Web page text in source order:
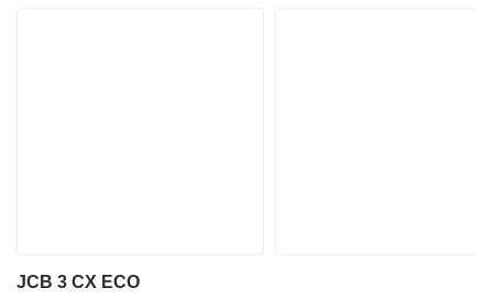
JCB 3 CX ECO